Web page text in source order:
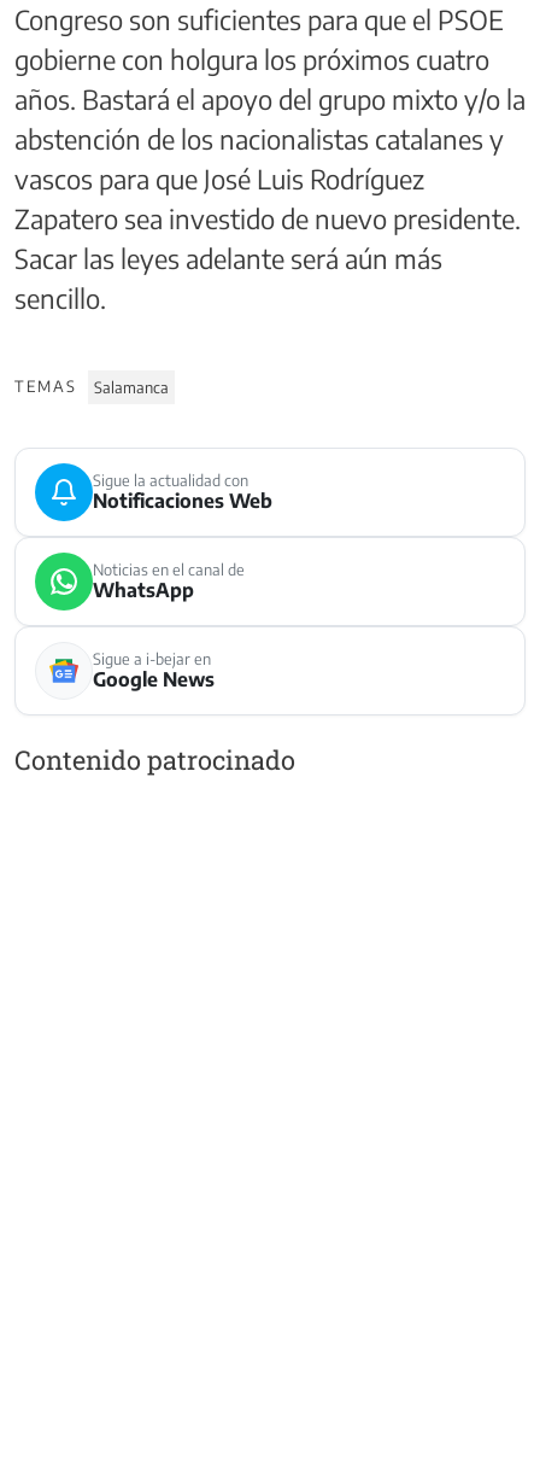
Congreso son suficientes para que el PSOE
gobierne con holgura los próximos cuatro
años. Bastará el apoyo del grupo mixto y/o la
abstención de los nacionalistas catalanes y
vascos para que José Luis Rodríguez
Zapatero sea investido de nuevo presidente.
Sacar las leyes adelante será aún más
sencillo.
TEMAS Salamanca
Sigue la actualidad con
Notificaciones Web
Noticias en el canal de
WhatsApp
Sigue a i-bejar en
Google News
Contenido patrocinado